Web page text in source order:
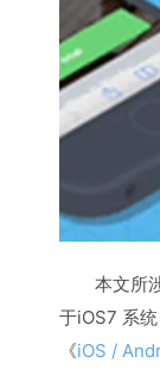
本文所
于iOS7 系
《iOS /